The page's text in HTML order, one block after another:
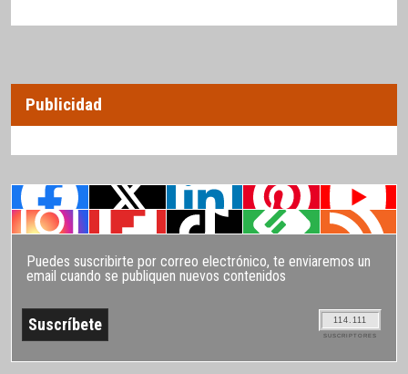
Publicidad
Puedes suscribirte por correo electrónico, te enviaremos un
email cuando se publiquen nuevos contenidos
114.111
SUSCRIPTORES